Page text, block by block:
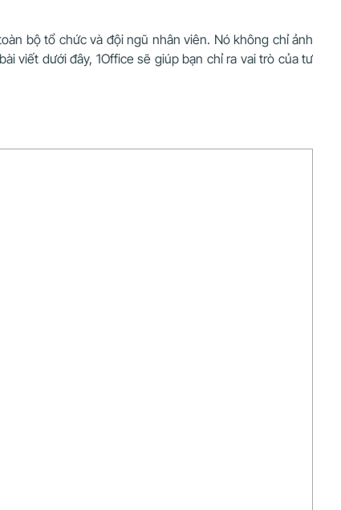
bộ tổ chức và đội ngũ nhân viên. Nó không chỉ ảnh
viết dưới đây, 1Office sẽ giúp bạn chỉ ra vai trò của tư